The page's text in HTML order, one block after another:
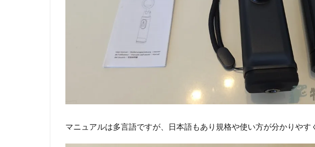
マニュアルは多言語ですが、日本語もあり規格や使い方が分かりやす